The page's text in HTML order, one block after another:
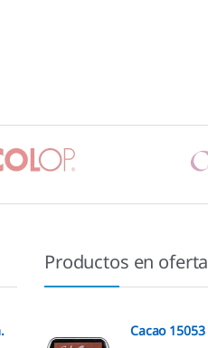
Productos en oferta
Cacao 15053